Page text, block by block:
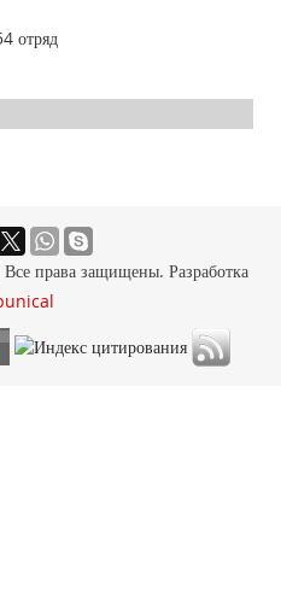
отряд
права защищены. Разработка